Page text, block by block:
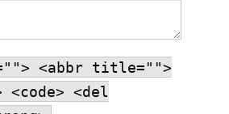
<abbr title="">
<del